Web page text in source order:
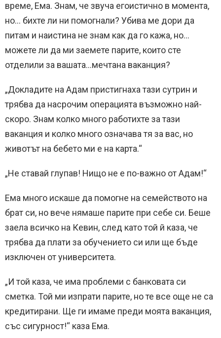
време, Ема. Знам, че звуча егоистично в момента,
но… бихте ли ни помогнали? Убива ме дори да
питам и наистина не знам как да го кажа, но…
можете ли да ми заемете парите, които сте
отделили за вашата…мечтана ваканция?
„Докладите на Адам пристигнаха тази сутрин и
трябва да насрочим операцията възможно най-
скоро. Знам колко много работихте за тази
ваканция и колко много означава тя за вас, но
животът на бебето ми е на карта.“
„Не ставай глупав! Нищо не е по-важно от Адам!“
Ема много искаше да помогне на семейството на
брат си, но вече нямаше парите при себе си. Беше
заела всичко на Кевин, след като той й каза, че
трябва да плати за обучението си или ще бъде
изключен от университета.
„И той каза, че има проблеми с банковата си
сметка. Той ми изпрати парите, но те все още не са
кредитирани. Ще ги имаме преди моята ваканция,
със сигурност!“ каза Ема.